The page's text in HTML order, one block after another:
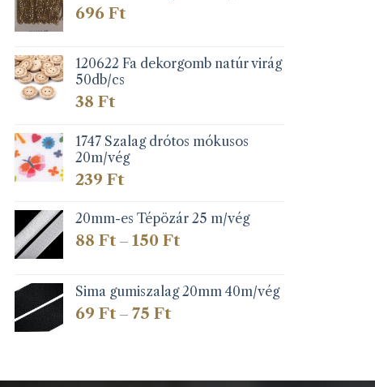
696Ft
120622 Fa dekorgomb natúr virág
50db/cs
38Ft
1747 Szalag drótos mókusos
20m/vég
239Ft
20mm-es Tépözár 25 m/vég
88Ft – 150FtÁrtartomány:
150 Ft
Sima gumiszalag 20mm 40m/vég
69Ft – 75FtÁrtartomány: